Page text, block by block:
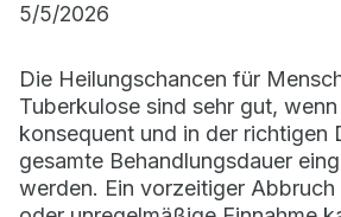
5/5/2026
Die Heilungschancen für
Tuberkulose sind sehr gut,
konsequent und in der richtigen
gesamte Behandlungsdauer
werden. Ein vorzeitiger Abbruch